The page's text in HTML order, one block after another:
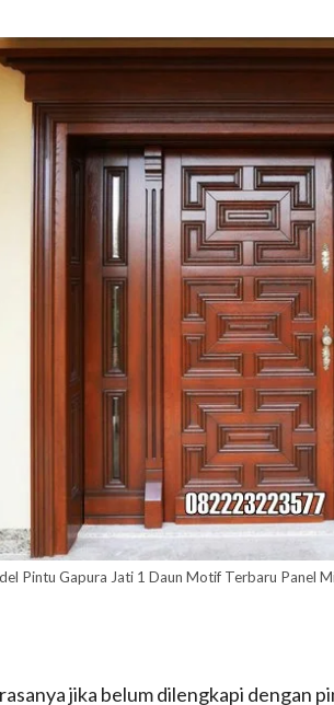
Pintu Gapura Jati 1 Daun Motif Terbaru Panel
jika belum dilengkapi dengan